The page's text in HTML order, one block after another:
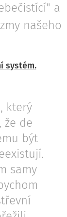
a
našeho
systém.
který
že de
být
samy